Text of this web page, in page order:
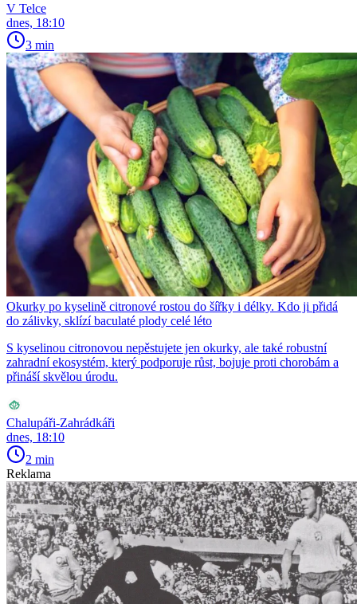
V Telce
dnes, 18:10
3 min
Okurky po kyselině citronové rostou do šířky i délky. Kdo ji přidá
do zálivky, sklízí baculaté plody celé léto
S kyselinou citronovou nepěstujete jen okurky, ale také robustní
zahradní ekosystém, který podporuje růst, bojuje proti chorobám a
přináší skvělou úrodu.
Chalupáři-Zahrádkáři
dnes, 18:10
2 min
Reklama